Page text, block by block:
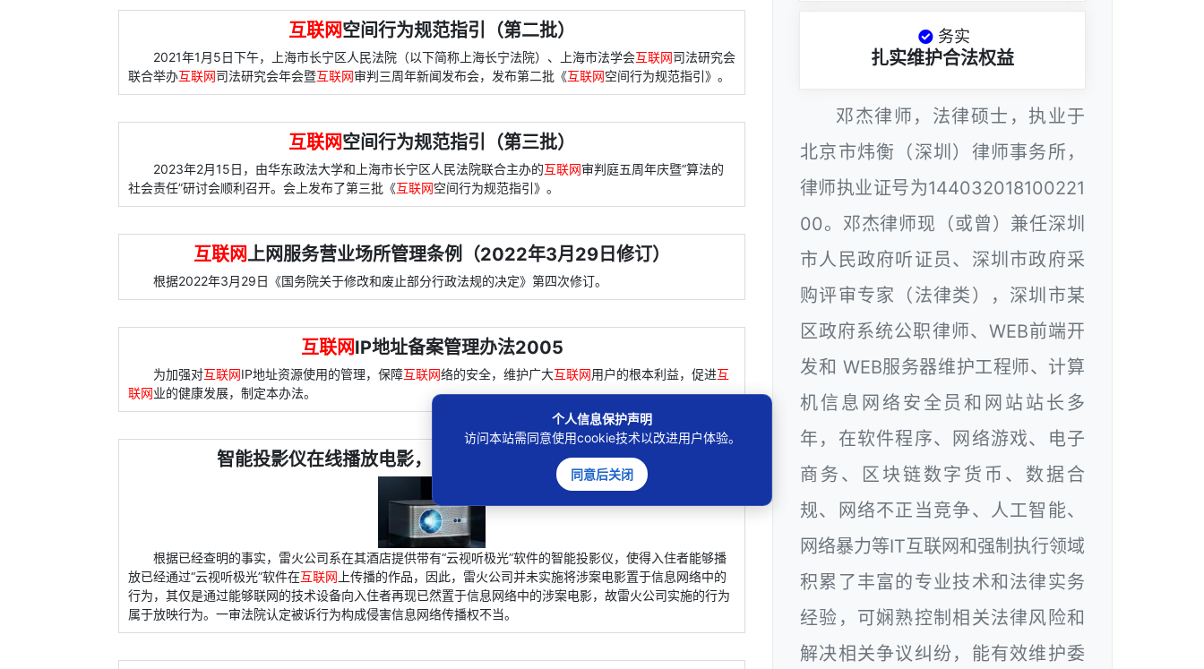
互联网空间行为规范指引（第二批）
2021年1月5日下午，上海市长宁区人民法院（以下简称上海长宁法院）、上海市法学会互联网司法研究会
联合举办互联网司法研究会年会暨互联网审判三周年新闻发布会，发布第二批《互联网空间行为规范指引》。
互联网空间行为规范指引（第三批）
2023年2月15日，由华东政法大学和上海市长宁区人民法院联合主办的互联网审判庭五周年庆暨“算法的
社会责任”研讨会顺利召开。会上发布了第三批《互联网空间行为规范指引》。
互联网上网服务营业场所管理条例（2022年3月29日修订）
根据2022年3月29日《国务院关于修改和废止部分行政法规的决定》第四次修订。
互联网IP地址备案管理办法2005
为加强对互联网IP地址资源使用的管理，保障互联网络的安全，维护广大互联网用户的根本利益，促进互
联网业的健康发展，制定本办法。
智能投影仪在线播放电影，电竞酒店系什么性质行为？
根据已经查明的事实，雷火公司系在其酒店提供带有“云视听极光”软件的智能投影仪，使得入住者能够播
放已经通过“云视听极光”软件在互联网 上传播的作品，因此，雷火公司并未实施将涉案电影置于信息网络中的
行为，其仅是通过能够联网的技术设备向入住者再现已然置于信息网络中的涉案电影，故雷火公司实施的行为
属于放映行为。一审法院认定被诉行为构成侵害信息网络传播权不当。
务实
扎实维护合法权益
邓杰律师，法律硕士，执业于
北京市炜衡（深圳）律师事务所，
律师执业证号为144032018100221
00。邓杰律师现（或曾）兼任深圳
市人民政府听证员、深圳市政府采
购评审专家（法律类），深圳市某
区政府系统公职律师、WEB前端开
发和 WEB服务器维护工程师、计算
机信息网络安全员和网站站长多
年，在软件程序、网络游戏、电子
商务、区块链数字货币、数据合
规、网络不正当竞争、人工智能、
网络暴力等IT互联网和强制执行领域
积累了丰富的专业技术和法律实务
经验，可娴熟控制相关法律风险和
解决相关争议纠纷，能有效维护委
个人信息保护声明
访问本站需同意使用cookie技术以改进用户体验。
同意后关闭